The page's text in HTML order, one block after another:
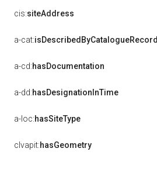
cis:siteAddress
a-cat:isDescribedByCatalogueRecord
a-cd:hasDocumentation
a-dd:hasDesignationInTime
a-loc:hasSiteType
clvapit:hasGeometry